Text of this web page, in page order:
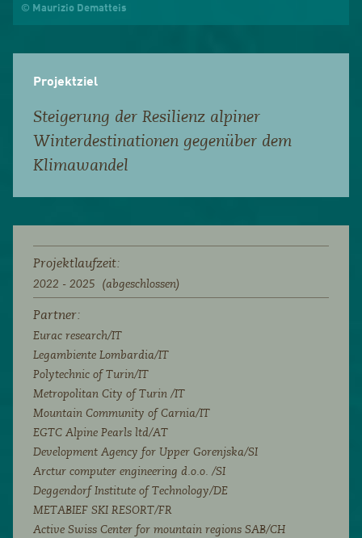
© Maurizio Dematteis
Projektziel
Steigerung der Resilienz alpiner
Winterdestinationen gegenüber dem
Klimawandel
Projektlaufzeit:
2022 - 2025 (abgeschlossen)
Partner:
Eurac research/IT
Legambiente Lombardia/IT
Polytechnic of Turin/IT
Metropolitan City of Turin /IT
Mountain Community of Carnia/IT
EGTC Alpine Pearls ltd/AT
Development Agency for Upper Gorenjska/SI
Arctur computer engineering d.o.o. /SI
Deggendorf Institute of Technology/DE
METABIEF SKI RESORT/FR
Active Swiss Center for mountain regions SAB/CH